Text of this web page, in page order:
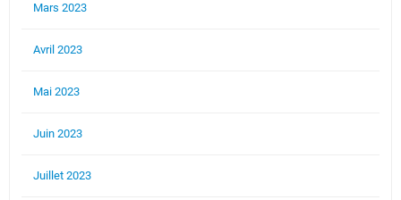
Mars 2023
Avril 2023
Mai 2023
Juin 2023
Juillet 2023